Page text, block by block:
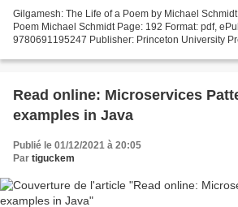
Gilgamesh: The Life of a Poem by Michael
Poem Michael Schmidt Page: 192 Format: pdf,
9780691195247 Publisher: Princeton University
Read online: Microservices
examples in Java
Publié le 01/12/2021 à 20:05
Par tiguckem